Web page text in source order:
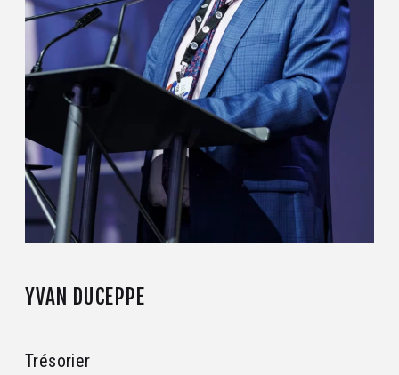
YVAN DUCEPPE
Trésorier